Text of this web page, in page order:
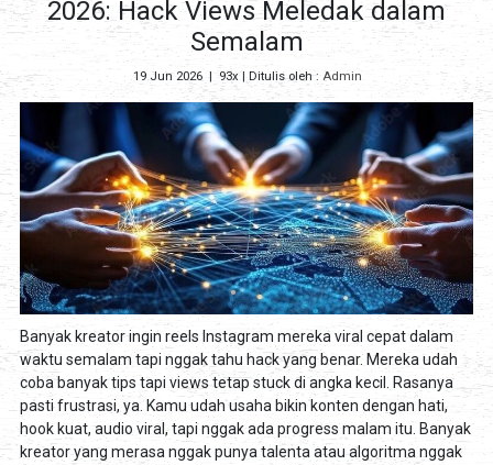
2026: Hack Views Meledak dalam
Semalam
19 Jun 2026 93x | Ditulis oleh :Admin
Banyak kreator ingin reels Instagram mereka viral cepat dalam
waktu semalam tapi nggak tahu hack yang benar. Mereka udah
coba banyak tips tapi views tetap stuck di angka kecil. Rasanya
pasti frustrasi, ya. Kamu udah usaha bikin konten dengan hati,
hook kuat, audio viral, tapi nggak ada progress malam itu. Banyak
kreator yang merasa nggak punya talenta atau algoritma nggak